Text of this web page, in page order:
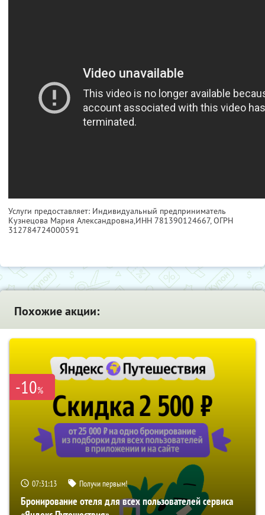
Услуги предоставляет: Индивидуальный предприниматель
Кузнецова Мария Александровна,ИНН 781390124667, ОГРН
312784724000591
Похожие акции:
-10%
07:31:12 Получи первым!
Бронирование отеля для всех пользователей сервиса